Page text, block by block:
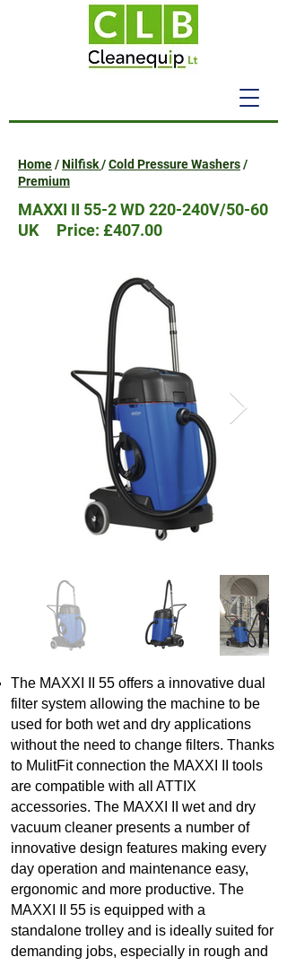
Home/Nilfisk/Cold Pressure Washers/
Premium
MAXXI II 55-2 WD 220-240V/50-60
UK Price: £407.00
The MAXXI II 55 offers a innovative dual
filter system allowing the machine to be
used for both wet and dry applications
without the need to change filters. Thanks
to MulitFit connection the MAXXI II tools
are compatible with all ATTIX
accessories. The MAXXI II wet and dry
vacuum cleaner presents a number of
innovative design features making every
day operation and maintenance easy,
ergonomic and more productive. The
MAXXI II 55 is equipped with a
standalone trolley and is ideally suited for
demanding jobs, especially in rough and